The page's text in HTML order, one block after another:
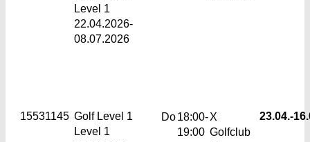
Level 1
22.04.2026-
08.07.2026
15531145 Golf Level 1
Level 1
Do18:00-
19:00
X
Golfclub
23.04.-